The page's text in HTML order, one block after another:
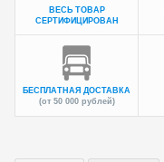
ВЕСЬ ТОВАР
СЕРТИФИЦИРОВАН
БЕСПЛАТНАЯ ДОСТАВКА
(от 50 000 рублей)